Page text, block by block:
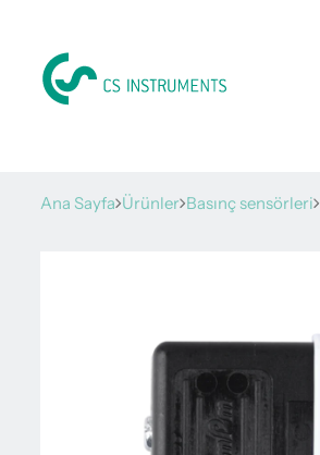
Ana Sayfa Ürünler Basınç sensörleri